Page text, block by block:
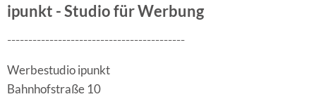
ipunkt - Studio für Werbung
------------------------------------------
Werbestudio ipunkt
Bahnhofstraße 10